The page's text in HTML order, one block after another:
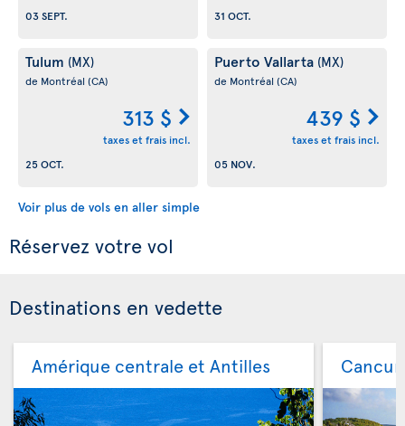
03 SEPT.
31 OCT.
Tulum (MX)
de Montréal (CA)
313 $
taxes et frais incl.
25 OCT.
Puerto Vallarta (MX)
de Montréal (CA)
439 $
taxes et frais incl.
05 NOV.
Voir plus de vols en aller simple
Réservez votre vol
Destinations en vedette
Amérique centrale et Antilles Cancun